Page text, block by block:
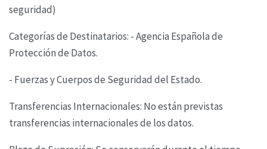
seguridad)
Categorías de Destinatarios: - Agencia Española de
Protección de Datos.
- Fuerzas y Cuerpos de Seguridad del Estado.
Transferencias Internacionales: No están previstas
transferencias internacionales de los datos.